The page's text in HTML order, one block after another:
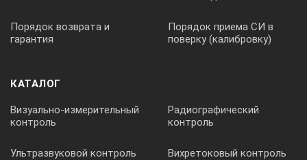
Порядок возврата и
гарантия
Порядок приема СИ в
поверку (калибровку)
КАТАЛОГ
Визуально-измерительный
контроль
Радиографический
контроль
Ультразвуковой контроль Вихретоковый контроль